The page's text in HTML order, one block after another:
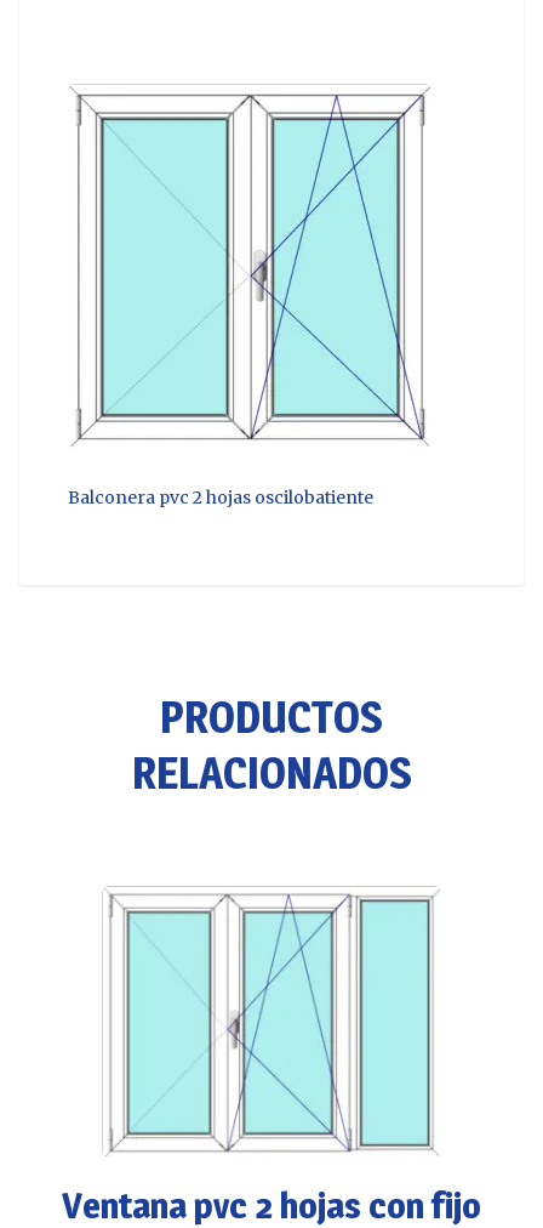
Balconera pvc 2 hojas oscilobatiente
PRODUCTOS
RELACIONADOS
Ventana pvc 2 hojas con fijo